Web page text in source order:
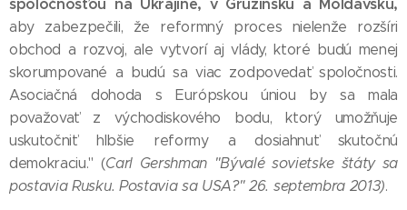
spoločnosťou na Ukrajine, v Gruzínsku a Moldavsku,
aby zabezpečili, že reformný proces nielenže rozšíri
obchod a rozvoj, ale vytvorí aj vlády, ktoré budú menej
skorumpované a budú sa viac zodpovedať spoločnosti.
Asociačná dohoda s Európskou úniou by sa mala
považovať z východiskového bodu, ktorý umožňuje
uskutočniť hlbšie reformy a dosiahnuť skutočnú
demokraciu." (Carl Gershman "Bývalé sovietske štáty sa
postavia Rusku. Postavia sa USA?" 26. septembra 2013).